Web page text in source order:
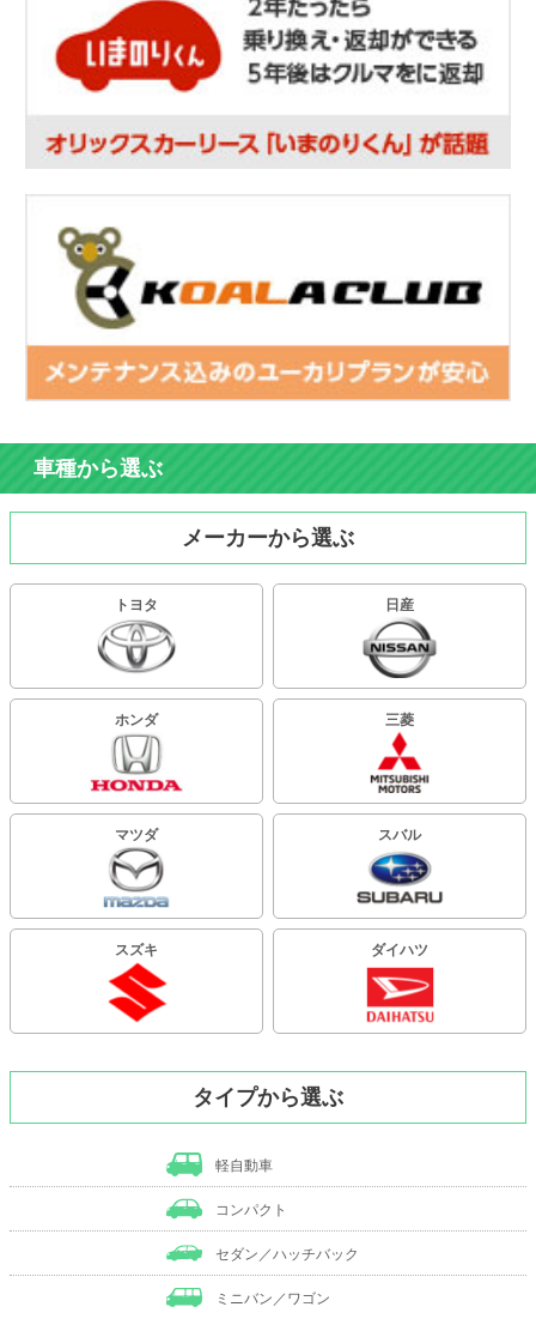
車種から選ぶ
メーカーから選ぶ
トヨタ 日産
ホンダ 三菱
マツダ スバル
スズキ ダイハツ
タイプから選ぶ
軽自動車
コンパクト
セダン／ハッチバック
ミニバン／ワゴン